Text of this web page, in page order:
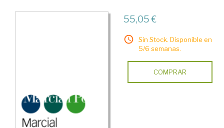
y
55,05 €
Sin Stock. Disponible en
5/6 semanas.
COMPRAR